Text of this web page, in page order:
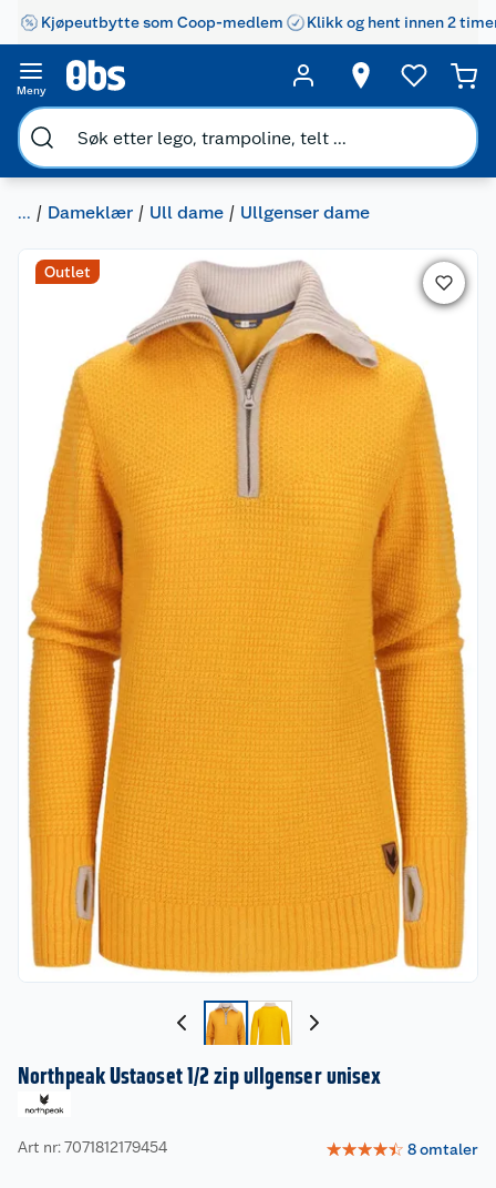
Kjøpeutbytte som Coop-medlem Klikk og hent innen 2
Meny
... Dameklær Ull dame Ullgenser dame
Outlet
Northpeak Ustaoset 1/2 zip ullgenser unisex
Art nr: 7071812179454 ☆☆☆☆☆ 8omtaler